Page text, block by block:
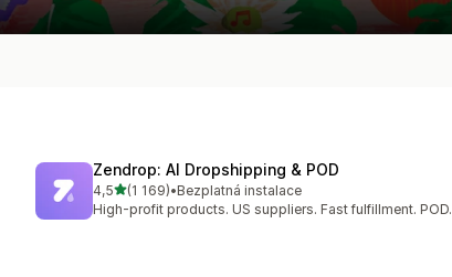
Zendrop: AI Dropshipping & POD
4,5z 5 hvězd
(1 169)
Celkový počet recenzí: 1169
•Bezplatná instalace
High-profit products. US suppliers. Fast fulfillment. POD.